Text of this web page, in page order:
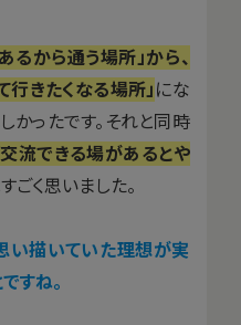
るから通う場所」から、
行きたくなる場所」にな
かったです。それと同時
流できる場があるとや
ごく思いました。
描いていた理想が実
すね。